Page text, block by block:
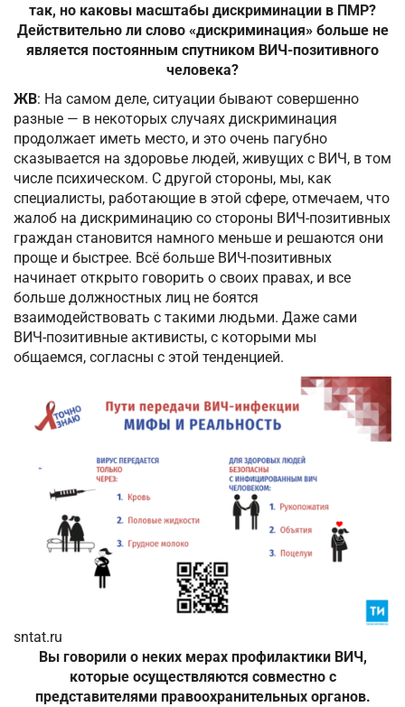
так, но каковы масштабы дискриминации в ПМР?
Действительно ли слово «дискриминация» больше не
является постоянным спутником ВИЧ-позитивного
человека?
ЖВ: На самом деле, ситуации бывают совершенно
разные — в некоторых случаях дискриминация
продолжает иметь место, и это очень пагубно
сказывается на здоровье людей, живущих с ВИЧ, в том
числе психическом. С другой стороны, мы, как
специалисты, работающие в этой сфере, отмечаем, что
жалоб на дискриминацию со стороны ВИЧ-позитивных
граждан становится намного меньше и решаются они
проще и быстрее. Всё больше ВИЧ-позитивных
начинает открыто говорить о своих правах, и все
больше должностных лиц не боятся
взаимодействовать с такими людьми. Даже сами
ВИЧ-позитивные активисты, с которыми мы
общаемся, согласны с этой тенденцией.
sntat.ru
Вы говорили о неких мерах профилактики ВИЧ,
которые осуществляются совместно с
представителями правоохранительных органов.